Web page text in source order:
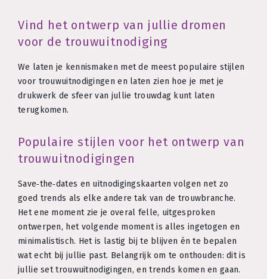
Vind het ontwerp van jullie dromen
voor de trouwuitnodiging
We laten je kennismaken met de meest populaire stijlen
voor trouwuitnodigingen en laten zien hoe je met je
drukwerk de sfeer van jullie trouwdag kunt laten
terugkomen.
Populaire stijlen voor het ontwerp van
trouwuitnodigingen
Save‑the‑dates en uitnodigingskaarten volgen net zo
goed trends als elke andere tak van de trouwbranche.
Het ene moment zie je overal felle, uitgesproken
ontwerpen, het volgende moment is alles ingetogen en
minimalistisch. Het is lastig bij te blijven én te bepalen
wat echt bij jullie past. Belangrijk om te onthouden: dit is
jullie set trouwuitnodigingen, en trends komen en gaan.